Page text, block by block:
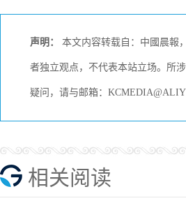
声明： 本文内容转载自：中國晨報
者独立观点，不代表本站立场。所
疑问，请与邮箱：
相关阅读